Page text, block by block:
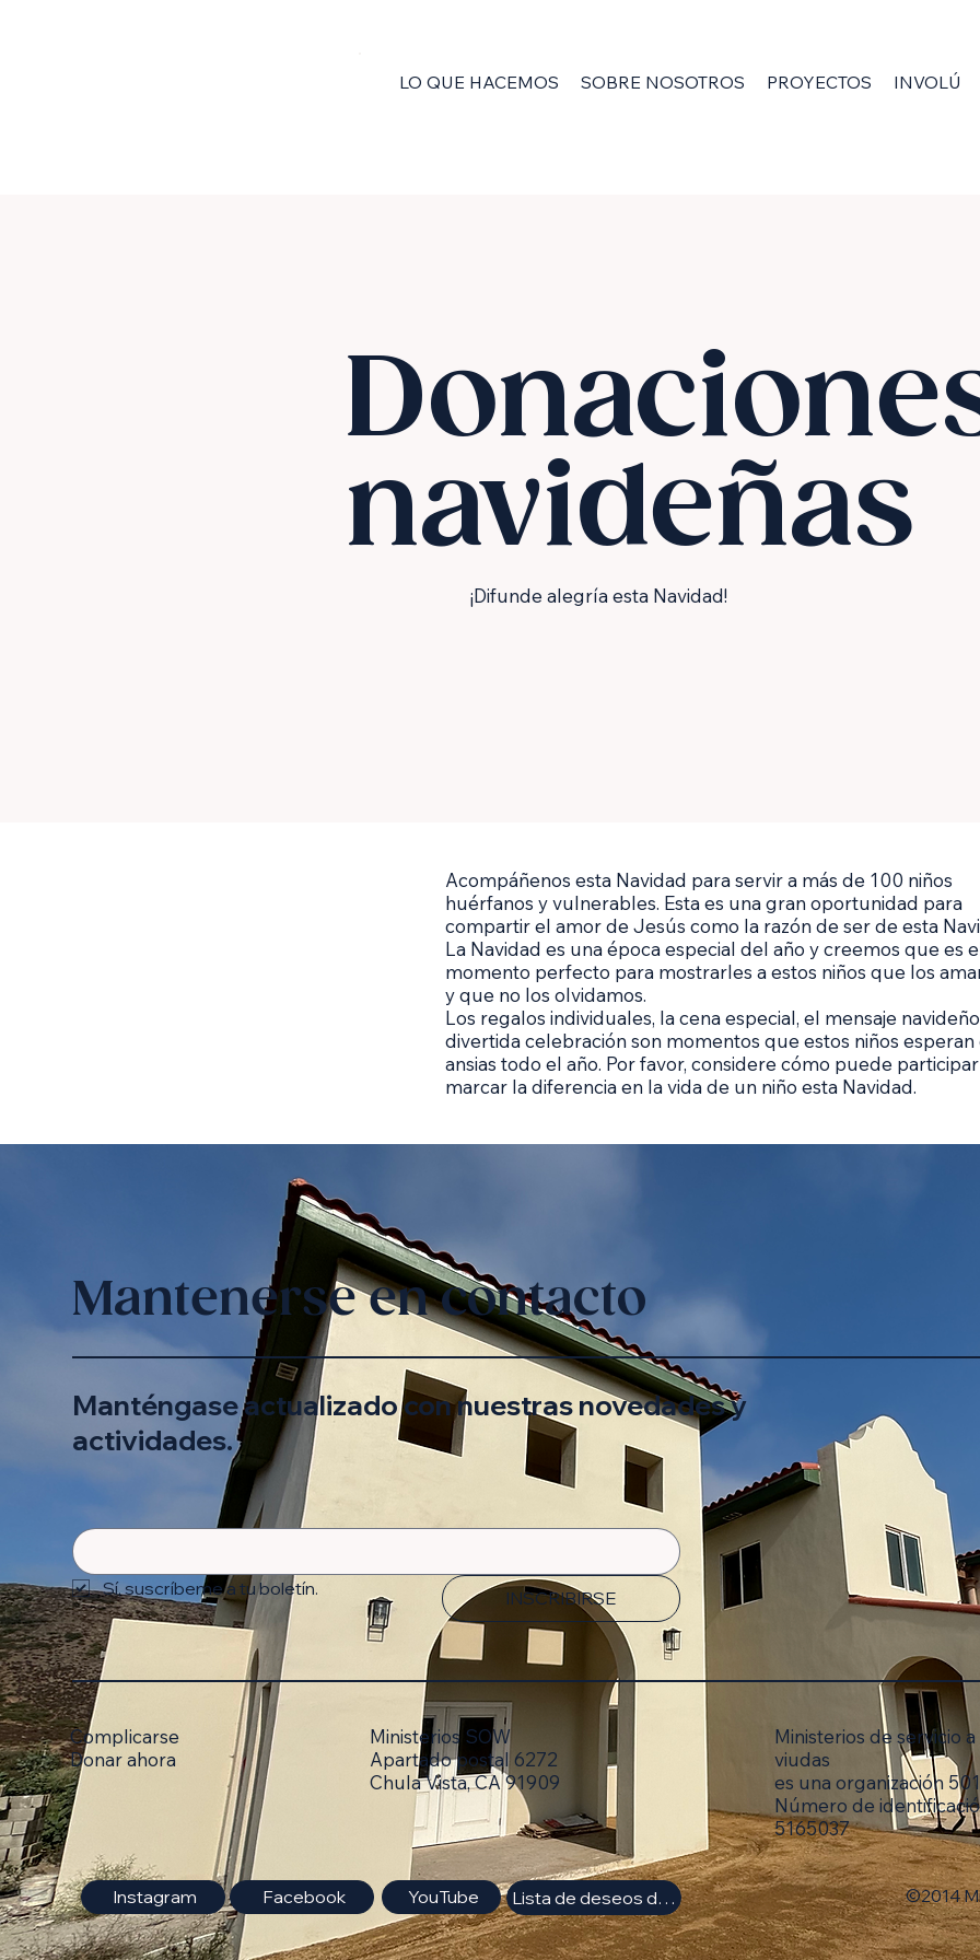
LO QUE HACEMOS SOBRE NOSOTROS PROYECTOS
navideñas
¡Difunde alegría esta Navidad!
Acompáñenos esta Navidad para servir a más de 100 niños
huérfanos y vulnerables. Esta es una gran oportunidad para
compartir el amor de Jesús como la razón de ser de esta
La Navidad es una época especial del año y creemos que es
momento perfecto para mostrarles a estos niños que los
y que no los olvidamos.
Los regalos individuales, la cena especial, el mensaje
divertida celebración son momentos que estos niños esperan
ansias todo el año. Por favor, considere cómo puede
marcar la diferencia en la vida de un niño esta Navidad.
Mantenerse en contacto
Manténgase actualizado con nuestras novedades y
actividades.
Sí, suscríbeme a tu boletín. INSCRIBIRSE
Complicarse
Donar ahora
Ministerios SOW
Apartado postal 6272
Chula Vista, CA 91909
Ministerios de servicio
viudas
es una organización
Número de
5165037
Instagram Facebook YouTube Lista de deseos de Amazon ©2014